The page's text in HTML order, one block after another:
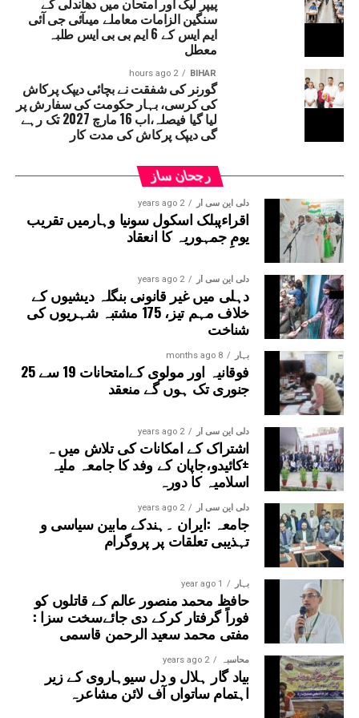
کورٹ نے بہار حکومت سے یہ واضح کرنے کو کہا تھا کہ ’’دیپک
پرکاش کسی ایوان کے رکن نہ ہونے کے باوجود وزیر کے عہدے
پر کیسے فائز ہیں۔‘‘ دراصل آئین کے مطابق اگر کوئی شخص
وزیر بنتا ہے تو 6 مہینے کے اندر اس کا اسمبلی یا
قانون ساز کونسل کا رکن بننا لازمی ہے۔ ایسا نہ
ہونے پر متعلقہ شخص کو وزارتی عہدہ چھوڑنا پڑ
سنگین الزامات معاملے میںآئی جی آئی
ایم ایس کے 6 ایم بی بی ایس طلبہ
معطل
BIHAR
2 hours ago
گورنر کی شفقت نے بچائی دیپک پرکاش
کی کرسی، بہار حکومت کی سفارش پر
لیا گیا فیصلہ،اب 16 مارچ 2027 تک رہے
گی دیپک پرکاش کی مدت کار
رجحان ساز
دلی این سی آر 2 years ago
اقراءپبلک اسکول سونیا وہارمیں تقریب
یومِ جمہوریہ کا انعقاد
دلی این سی آر 2 years ago
دہلی میں غیر قانونی بنگلہ دیشیوں کے
خلاف مہم تیز، 175 مشتبہ شہریوں کی
شناخت
بہار 8 months ago
فوقانیہ اور مولوی کےامتحانات 19 سے 25
جنوری تک ہوں گے منعقد
دلی این سی آر 2 years ago
اشتراک کے امکانات کی تلاش میں ہ
±کائیدو،جاپان کے وفد کا جامعہ ملیہ
اسلامیہ کا دورہ
دلی این سی آر 2 years ago
جامعہ :ایران ۔ہندکے مابین سیاسی و
تہذیبی تعلقات پر پروگرام
بہار 1 year ago
حافظ محمد منصور عالم کے قاتلوں کو
فوراً گرفتار کرکے دی جائےسخت سزا :
مفتی محمد سعید الرحمن قاسمی
محاسبہ 2 years ago
بیاد گار ہلال و دل سیوہاروی کے زیر
اہتمام ساتواں آف لائن مشاعرہ